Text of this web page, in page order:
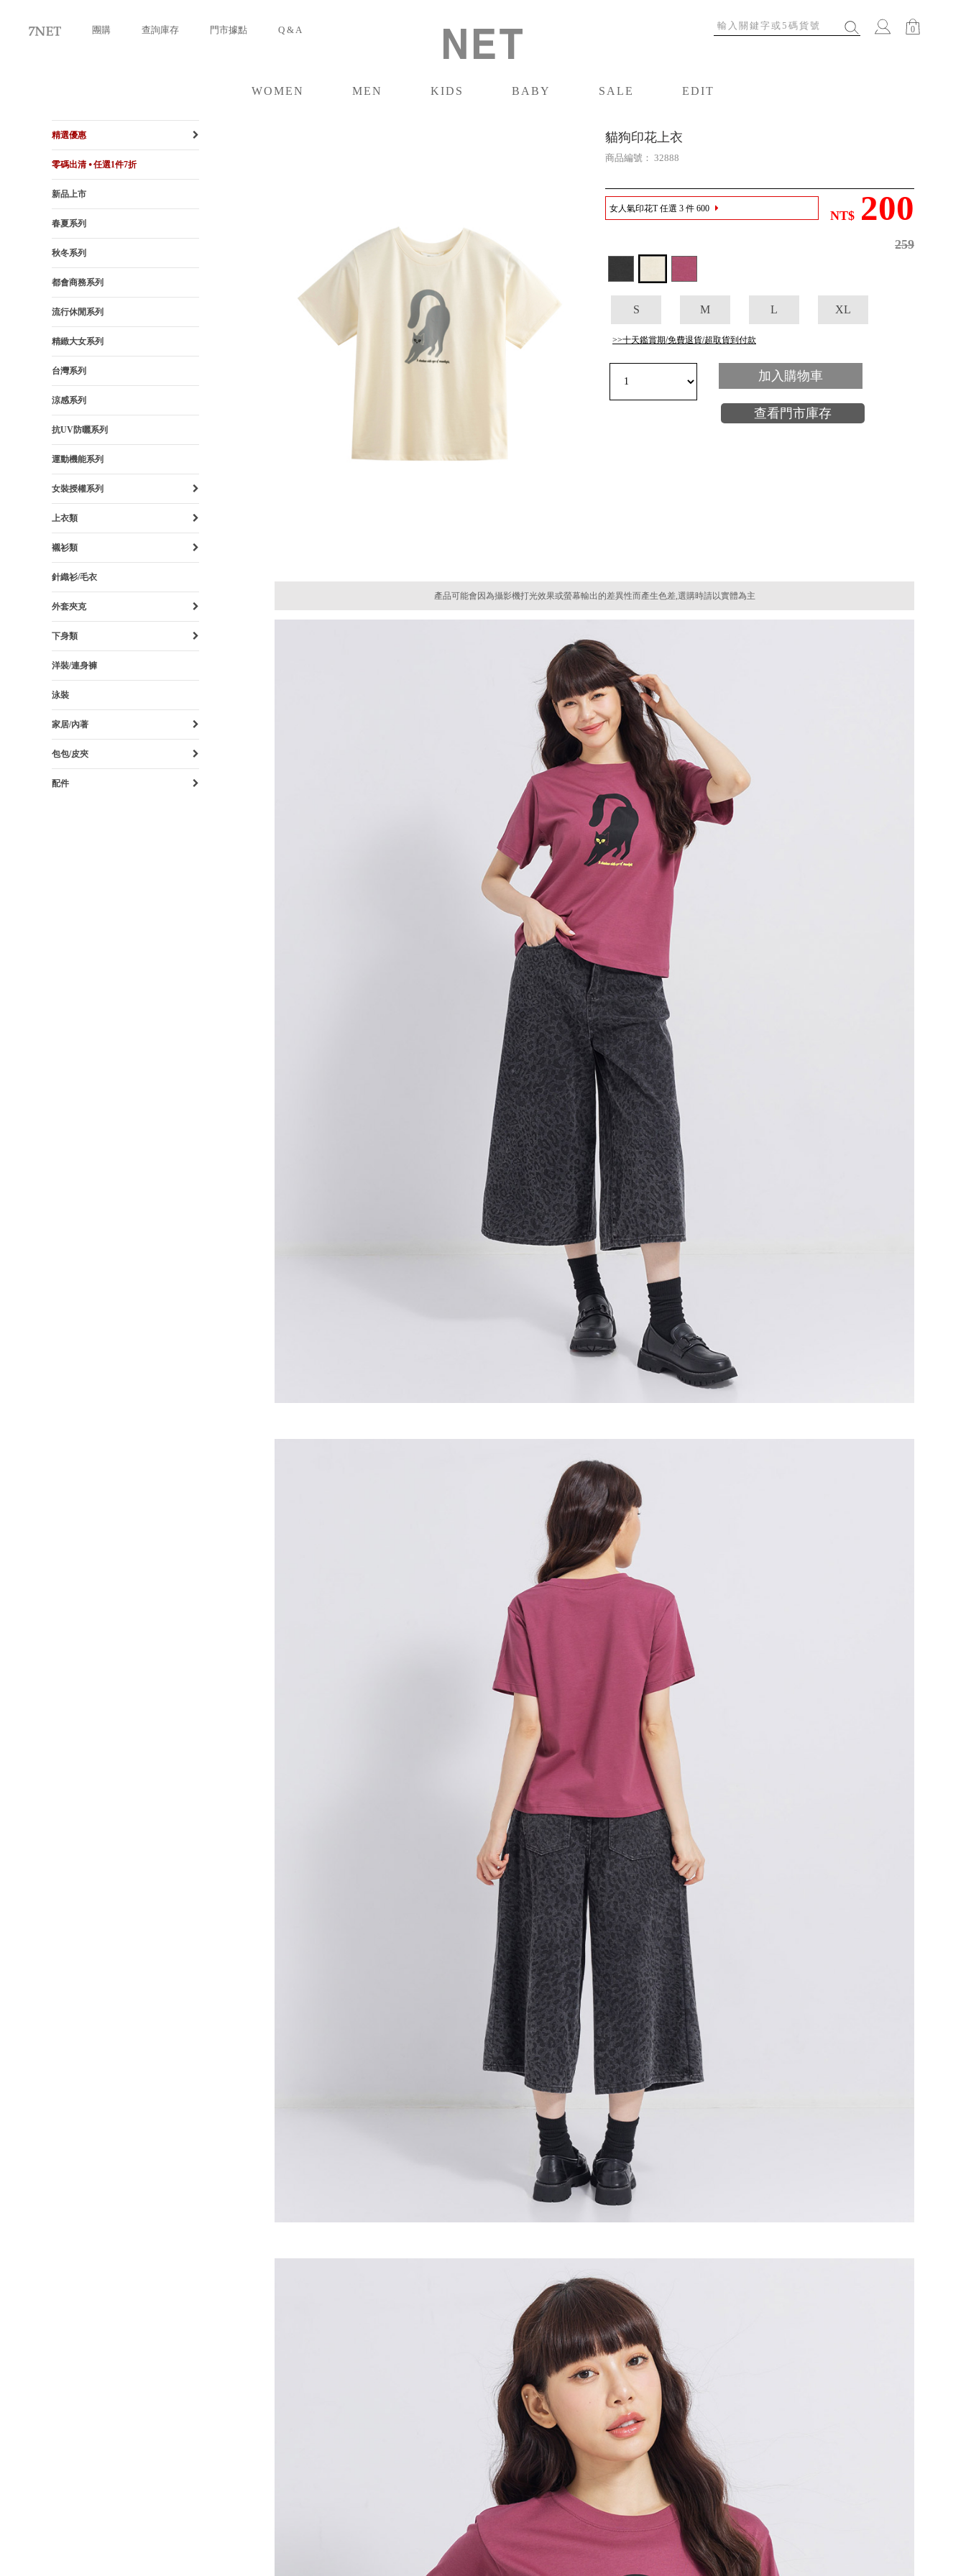
團購 查詢庫存 門市據點 Q & A 0
WOMEN
MEN
KIDS
BABY
SALE
EDIT
精選優惠
零碼出清 ⦁ 任選1件7折
新品上市
春夏系列
秋冬系列
都會商務系列
流行休閒系列
精緻大女系列
台灣系列
涼感系列
抗UV防曬系列
運動機能系列
女裝授權系列
上衣類
襯衫類
針織衫/毛衣
外套夾克
下身類
洋裝/連身褲
泳裝
家居/內著
包包/皮夾
配件
貓狗印花上衣
商品編號： 32888
女人氣印花T 任選 3 件 600
NT$ 200
259
S M L XL
>>十天鑑賞期/免費退貨/超取貨到付款
加入購物車
查看門市庫存
產品可能會因為攝影機打光效果或螢幕輸出的差異性而產生色差,選購時請以實體為主